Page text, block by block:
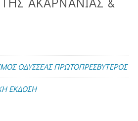
ΟΔΥΣΣΕΑΣ ΠΡΩΤΟΠΡΕΣΒΥΤΕΡΟΣ
ΕΚΔΟΣΗ